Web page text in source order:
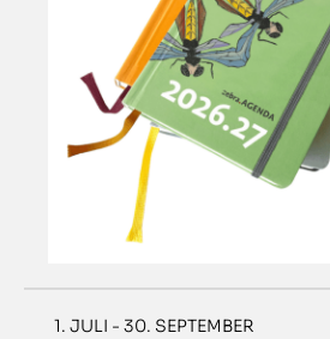
1. JULI - 30. SEPTEMBER